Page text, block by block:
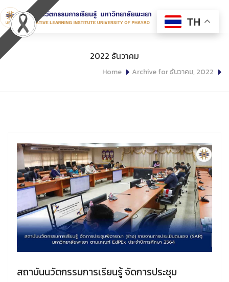
2022 ธันวาคม
Home Archive for ธันวาคม, 2022
สถาบันนวัตกรรมการเรียนรู้ จัดการประชุม
TH